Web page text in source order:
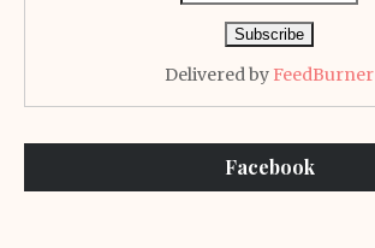
Delivered by FeedBurner
Facebook